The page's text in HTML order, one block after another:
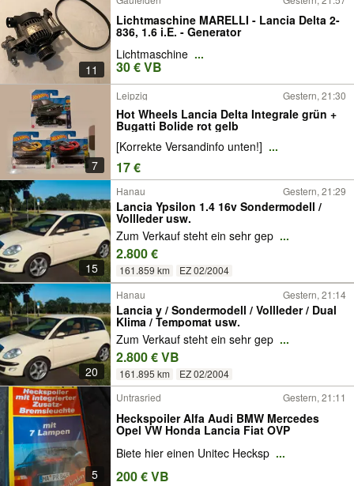
11
Lichtmaschine MARELLI - Lancia Delta 2-
836, 1.6 i.E. - Generator
Lichtmaschine ...
30 € VB
7
Leipzig Gestern, 21:30
Hot Wheels Lancia Delta Integrale grün +
Bugatti Bolide rot gelb
[Korrekte Versandinfo unten!] ...
17 €
15
Hanau Gestern, 21:29
Lancia Ypsilon 1.4 16v Sondermodell /
Vollleder usw.
Zum Verkauf steht ein sehr gep ...
2.800 €
161.859 km EZ 02/2004
20
Hanau Gestern, 21:14
Lancia y / Sondermodell / Vollleder / Dual
Klima / Tempomat usw.
Zum Verkauf steht ein sehr gep ...
2.800 € VB
161.895 km EZ 02/2004
5
Untrasried Gestern, 21:11
Heckspoiler Alfa Audi BMW Mercedes
Opel VW Honda Lancia Fiat OVP
Biete hier einen Unitec Hecksp ...
200 € VB